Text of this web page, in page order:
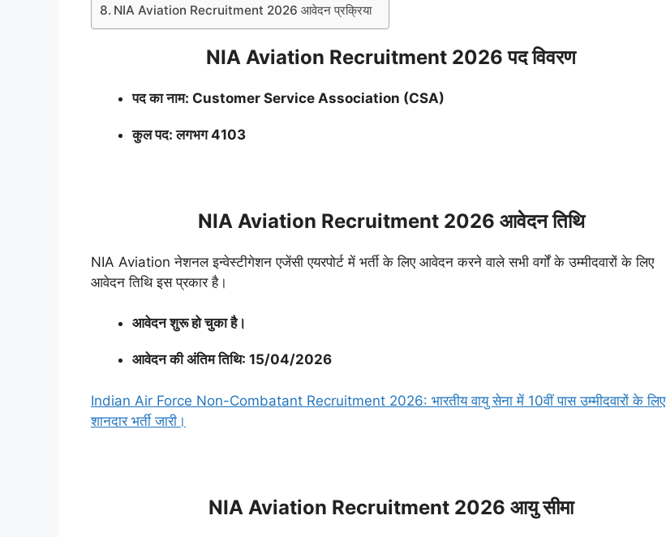
NIA Aviation Recruitment 2026 आवेदन प्रक्रिया
NIA Aviation Recruitment 2026 पद विवरण
पद का नाम: Customer Service Association (CSA)
कुल पद: लगभग 4103
NIA Aviation Recruitment 2026 आवेदन तिथि
NIA Aviation नेशनल इन्वेस्टीगेशन एजेंसी एयरपोर्ट में भर्ती के लिए आवेदन करने वाले सभी वर्गों के उम्मीदवारों के लिए
आवेदन तिथि इस प्रकार है।
आवेदन शुरू हो चुका है।
आवेदन की अंतिम तिथि: 15/04/2026
Indian Air Force Non-Combatant Recruitment 2026: भारतीय वायु सेना में 10वीं पास उम्मीदवारों के लिए
शानदार भर्ती जारी।
NIA Aviation Recruitment 2026 आयु सीमा